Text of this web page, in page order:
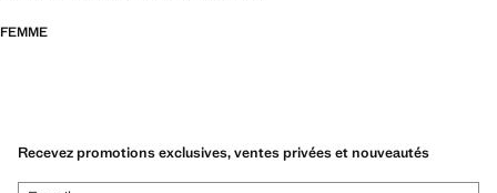
FEMME
Recevez promotions exclusives, ventes privées et nouveautés